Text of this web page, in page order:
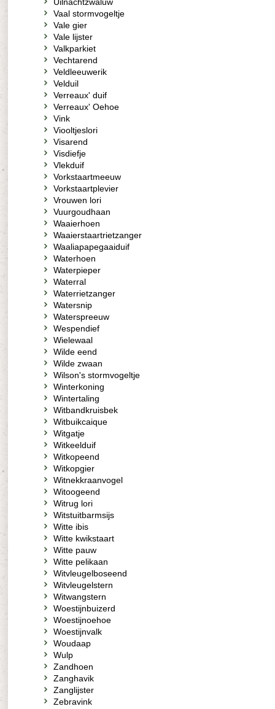
Vaal stormvogeltje
Vale gier
Vale lijster
Valkparkiet
Vechtarend
Veldleeuwerik
Velduil
Verreaux' duif
Verreaux' Oehoe
Vink
Viooltjeslori
Visarend
Visdiefje
Vlekduif
Vorkstaartmeeuw
Vorkstaartplevier
Vrouwen lori
Vuurgoudhaan
Waaierhoen
Waaierstaartrietzanger
Waaliapapegaaiduif
Waterhoen
Waterpieper
Waterral
Waterrietzanger
Watersnip
Waterspreeuw
Wespendief
Wielewaal
Wilde eend
Wilde zwaan
Wilson's stormvogeltje
Winterkoning
Wintertaling
Witbandkruisbek
Witbuikcaique
Witgatje
Witkeelduif
Witkopeend
Witkopgier
Witnekkraanvogel
Witoogeend
Witrug lori
Witstuitbarmsijs
Witte ibis
Witte kwikstaart
Witte pauw
Witte pelikaan
Witvleugelboseend
Witvleugelstern
Witwangstern
Woestijnbuizerd
Woestijnoehoe
Woestijnvalk
Woudaap
Wulp
Zandhoen
Zanghavik
Zanglijster
Zebravink